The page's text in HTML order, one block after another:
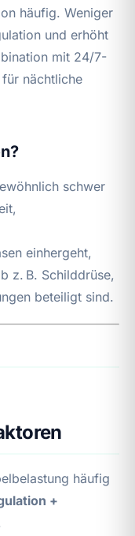
häufig. Weniger
und erhöht
mit 24/7-
nächtliche
schwer
einhergeht,
z. B. Schilddrüse,
beteiligt sind.
häufig
+